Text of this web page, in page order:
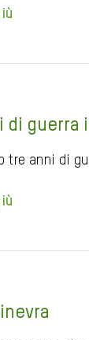
di guerra
tre anni di